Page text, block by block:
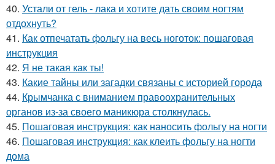
40. Устали от гель - лака и хотите дать своим ногтям
отдохнуть?
41. Как отпечатать фольгу на весь ноготок: пошаговая
инструкция
42. Я не такая как ты!
43. Какие тайны или загадки связаны с историей города
44. Крымчанка с вниманием правоохранительных
органов из-за своего маникюра столкнулась.
45. Пошаговая инструкция: как наносить фольгу на ногти
46. Пошаговая инструкция: как клеить фольгу на ногти
дома